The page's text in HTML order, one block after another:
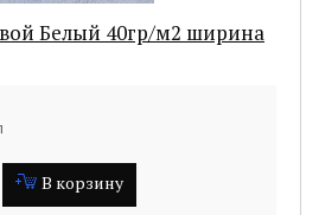
Белый 40гр/м2 ширина
В корзину